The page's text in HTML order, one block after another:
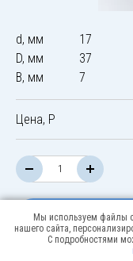
d, мм
17
D, мм
37
B, мм
7
Цена, Р
Мы используем файлы
нашего сайта,
С подробностями